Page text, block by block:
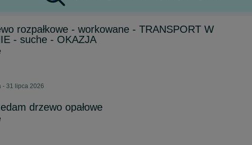
rozpałkowe - workowane - TRANSPORT W
- suche - OKAZJA
- 31 lipca 2026
drzewo opałowe